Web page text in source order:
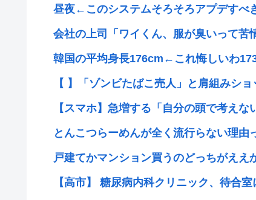
昼夜←このシステムそろそろアプデすべ
会社の上司「ワイくん、服が臭いって苦
韓国の平均身長176cm←これ悔しいわ
【 】「ゾンビたばこ売人」と肩組みシ
【スマホ】急増する「自分の頭で考え
とんこつらーめんが全く流行らない理由
戸建てかマンション買うのどっちがええ
【高市】 糖尿病内科クリニック、待合